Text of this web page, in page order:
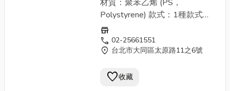
請避免摔撞。 ②塑膠商品，請
裂並更換。一經售出後，恕不接
受退換貨。 ③本商品非定型成
①影像會因拍攝設備影響，跟商
品實體外觀與色澤有差異，敬請
材質：聚苯乙烯 (PS，
Polystyrene) 款式：1種款式、
1種顏色(粉色) 規格與售價： ▶
３格 尺寸：外徑寬24x高8x
側8 cm 每格寬7.4x高
個280元 商品說明： ①聚苯乙
store
call 02-25661551
location_on 台北市大同區太原路11之6號
favorite收藏